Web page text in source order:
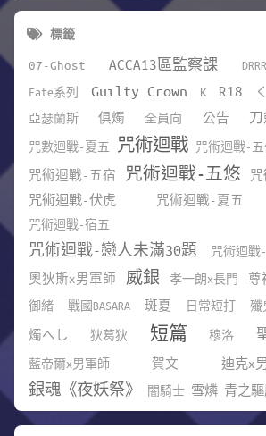
標籤
07-Ghost ACCA13區監察課
Fate系列
Guilty Crown K R18
亞瑟蘭斯
俱燭 全員向 公告
咒數迴戰-夏五 咒術迴戰 咒術迴戰-
咒術迴戰-五宿
咒術迴戰-五悠
咒術迴戰-伏虎
咒術迴戰-夏五
咒術迴戰-宿五
咒術迴戰-戀人未滿30題 咒術迴戰
奧狄斯x男軍師
威銀 孝一朗x長門 尊
御緒
戰國BASARA 斑夏 日常短打 殲
燭へし 狄葛狄 短篇 穆洛
藍帝爾x男軍師
賀文 迪克x
銀魂《夜妖祭》 闇騎士 雪燐 青之